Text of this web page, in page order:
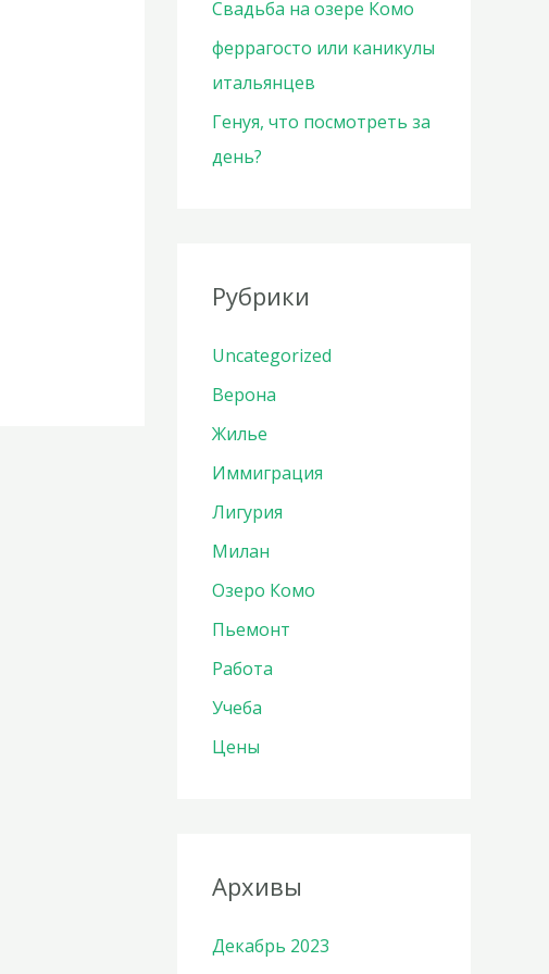
Свадьба на озере Комо
феррагосто или каникулы
итальянцев
Генуя, что посмотреть за
день?
Рубрики
Uncategorized
Верона
Жилье
Иммиграция
Лигурия
Милан
Озеро Комо
Пьемонт
Работа
Учеба
Цены
Архивы
Декабрь 2023